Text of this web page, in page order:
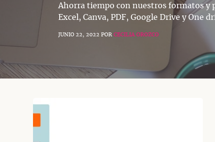
Ahorra tiempo con nuestros formatos y
Excel, Canva, PDF, Google Drive y One
JUNIO 22, 2022 POR CECILIA OROZCO